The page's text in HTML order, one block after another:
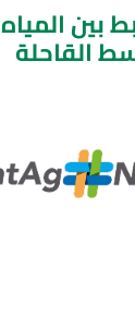
بين المياه
القاحلة